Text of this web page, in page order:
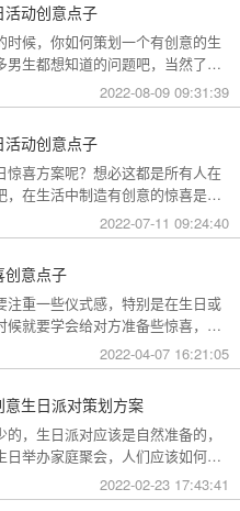
动创意点子
时候，你如何策划一个有创意的生
男生都想知道的问题吧，当然了制
精心策划才行。这样也需要细心安
节。那么创意生日策划方案，生日
2022-08-09 09:31:39
动创意点子
惊喜方案呢？想必这都是所有人在
，在生活中制造有创意的惊喜是需
。并且还需要细心安排好这些生日
策划才可以让主角玩得开心尽兴，
礼帮帮小编一起来看看吧。
2022-07-11 09:24:40
创意点子
注重一些仪式感，特别是在生日或
就要学会给对方准备些惊喜，这
爱意或者是心意，那么创意生日策
些呢？
2022-04-07 16:21:05
生日派对策划方案
，生日派对应该是自然准备的，
举办家庭聚会，人们应该如何计
来我们一起来看看礼帮帮生日策划
派对策划方案吧。创意生日派对策
2022-02-23 17:43:41